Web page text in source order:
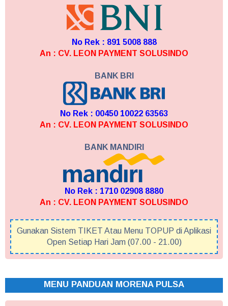
No Rek : 891 5008 888
An : CV. LEON PAYMENT SOLUSINDO
BANK BRI
No Rek : 00450 10022 63563
An : CV. LEON PAYMENT SOLUSINDO
BANK MANDIRI
No Rek : 1710 02908 8880
An : CV. LEON PAYMENT SOLUSINDO
Gunakan Sistem TIKET Atau Menu TOPUP di Aplikasi
Open Setiap Hari Jam (07.00 - 21.00)
MENU PANDUAN MORENA PULSA